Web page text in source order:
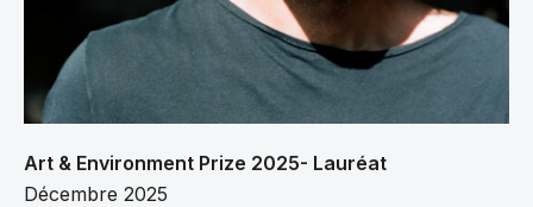
Art & Environment Prize 2025- Lauréat
Décembre 2025